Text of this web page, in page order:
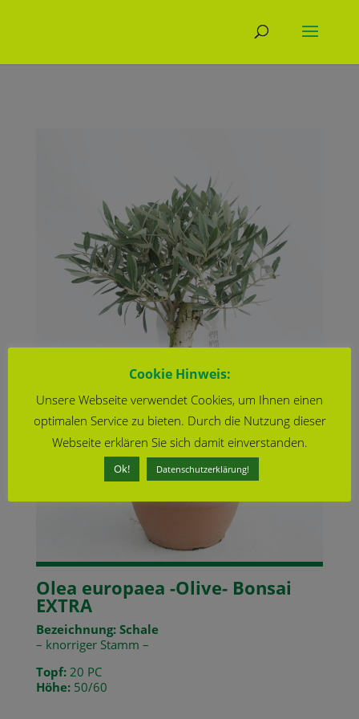
Olea europaea -Olive- Bonsai
EXTRA
Bezeichnung: Schale
– knorriger Stamm –
Topf:20 PC
Höhe:50/60
Cookie Hinweis:
Unsere Webseite verwendet Cookies, um Ihnen einen
optimalen Service zu bieten. Durch die Nutzung dieser
Webseite erklären Sie sich damit einverstanden.
Ok! Datenschutzerklärung!